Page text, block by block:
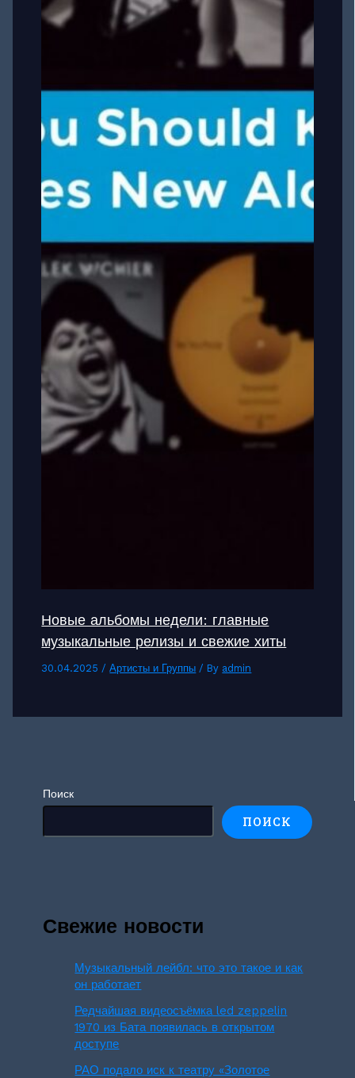
Новые альбомы недели: главные
музыкальные релизы и свежие хиты
30.04.2025/Артисты и Группы / By admin
Поиск
ПОИСК
Свежие новости
Музыкальный лейбл: что это такое и как
он работает
Редчайшая видеосъёмка led zeppelin
1970 из Бата появилась в открытом
доступе
РАО подало иск к театру «Золотое